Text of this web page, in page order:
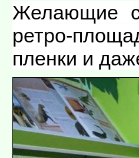
Желающие
ретро-
пленки и